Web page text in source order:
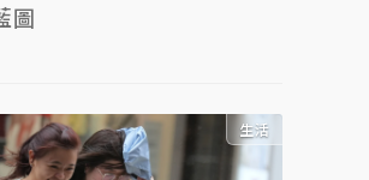
圖
生活